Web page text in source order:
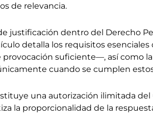
de relevancia.
justificación dentro del Derecho
detalla los requisitos
suficiente—, así como
cuando se cumplen
una autorización ilimitada
la proporcionalidad de la